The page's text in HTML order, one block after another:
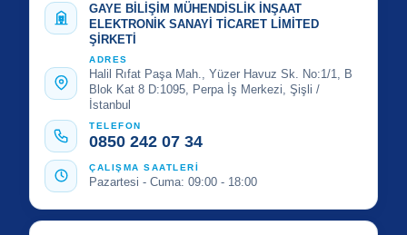
GAYE BİLİŞİM MÜHENDİSLİK İNŞAAT
ELEKTRONİK SANAYİ TİCARET LİMİTED
ŞİRKETİ
ADRES
Halil Rıfat Paşa Mah., Yüzer Havuz Sk. No:1/1, B
Blok Kat 8 D:1095, Perpa İş Merkezi, Şişli /
İstanbul
TELEFON
0850 242 07 34
ÇALIŞMA SAATLERİ
Pazartesi - Cuma: 09:00 - 18:00